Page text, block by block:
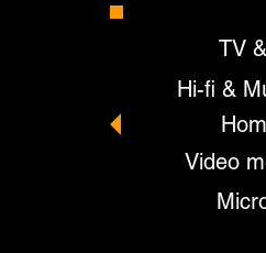
TV
Hi-fi &
Video